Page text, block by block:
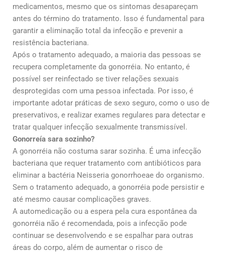
medicamentos, mesmo que os sintomas desapareçam
antes do término do tratamento. Isso é fundamental para
garantir a eliminação total da infecção e prevenir a
resistência bacteriana.
Após o tratamento adequado, a maioria das pessoas se
recupera completamente da gonorréia. No entanto, é
possível ser reinfectado se tiver relações sexuais
desprotegidas com uma pessoa infectada. Por isso, é
importante adotar práticas de sexo seguro, como o uso de
preservativos, e realizar exames regulares para detectar e
tratar qualquer infecção sexualmente transmissível.
Gonorreía sara sozinho?
A gonorréia não costuma sarar sozinha. É uma infecção
bacteriana que requer tratamento com antibióticos para
eliminar a bactéria Neisseria gonorrhoeae do organismo.
Sem o tratamento adequado, a gonorréia pode persistir e
até mesmo causar complicações graves.
A automedicação ou a espera pela cura espontânea da
gonorréia não é recomendada, pois a infecção pode
continuar se desenvolvendo e se espalhar para outras
áreas do corpo, além de aumentar o risco de